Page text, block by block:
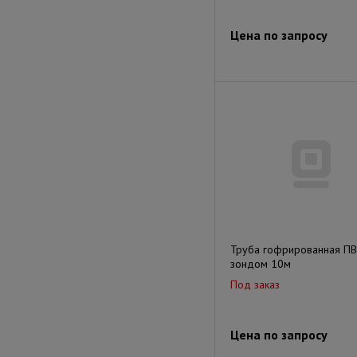
Цена по запросу
Труба гофрированная
зондом 10м
Под заказ
Цена по запросу